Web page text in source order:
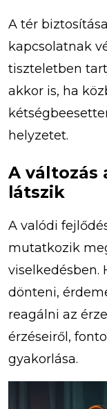
A tér
kapcsolatnak
tiszteletben
akkor is, ha
helyzetet.
A változás
látszik
A valódi
mutatkozik
viselkedésben.
dönteni,
reagálni az
érzéseiről,
gyakorlása.